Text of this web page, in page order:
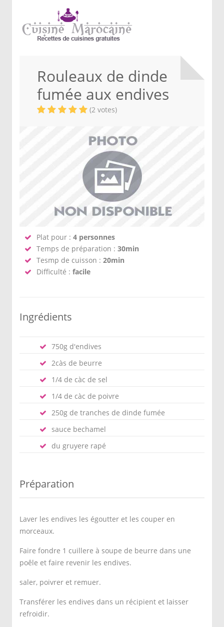
Rouleaux de dinde
fumée aux endives
(2 votes)
Plat pour : 4 personnes
Temps de préparation : 30min
Tesmp de cuisson : 20min
Difficulté : facile
Ingrédients
750g d'endives
2càs de beurre
1/4 de càc de sel
1/4 de càc de poivre
250g de tranches de dinde fumée
sauce bechamel
du gruyere rapé
Préparation
Laver les endives les égoutter et les couper en
morceaux.
Faire fondre 1 cuillere à soupe de beurre dans une
poêle et faire revenir les endives.
saler, poivrer et remuer.
Transférer les endives dans un récipient et laisser
refroidir.